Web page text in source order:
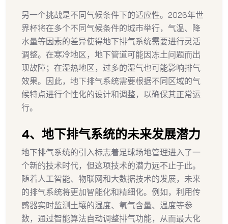
另一个挑战是不同气候条件下的适应性。2026年世
界杯将在多个不同气候条件的城市举行，气温、降
水量等因素的差异使得地下排气系统需要进行灵活
调整。在寒冷地区，地下管道可能因冻土问题而出
现故障；在湿热地区，过多的湿气也可能影响排气
效果。因此，地下排气系统需要根据不同区域的气
候特点进行个性化的设计和调整，以确保其正常运
行。
4、地下排气系统的未来发展潜力
地下排气系统的引入标志着足球场地管理进入了一
个新的技术时代，但这项技术的潜力远不止于此。
随着人工智能、物联网和大数据技术的发展，未来
的排气系统将更加智能化和精细化。例如，利用传
感器实时监测土壤的湿度、氧气含量、温度等参
数，通过智能算法自动调整排气功能，从而最大化